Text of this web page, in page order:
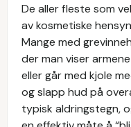
De aller fleste som
av kosmetiske
Mange med
der man viser
eller går med kjole
og slapp hud på
typisk aldringstegn,